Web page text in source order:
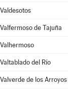
Valdesotos
Valfermoso de Tajuña
Valhermoso
Valtablado del Río
Valverde de los Arroyos